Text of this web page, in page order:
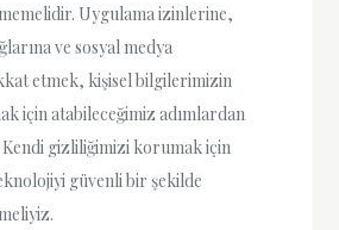
Uygulama izinlerine,
ve sosyal medya
etmek, kişisel bilgilerimizin
için atabileceğimiz adımlardan
Kendi gizliliğimizi korumak için
güvenli bir şekilde